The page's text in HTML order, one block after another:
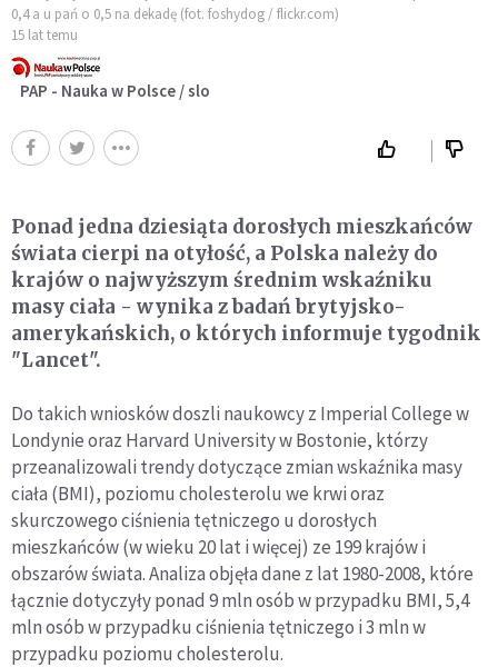
0,4 a u pań o 0,5 na dekadę (fot. foshydog / flickr.com)
15 lat temu
PAP - Nauka w Polsce / slo
Ponad jedna dziesiąta dorosłych mieszkańców
świata cierpi na otyłość, a Polska należy do
krajów o najwyższym średnim wskaźniku
masy ciała - wynika z badań brytyjsko-
amerykańskich, o których informuje tygodnik
"Lancet".
Do takich wniosków doszli naukowcy z Imperial College w
Londynie oraz Harvard University w Bostonie, którzy
przeanalizowali trendy dotyczące zmian wskaźnika masy
ciała (BMI), poziomu cholesterolu we krwi oraz
skurczowego ciśnienia tętniczego u dorosłych
mieszkańców (w wieku 20 lat i więcej) ze 199 krajów i
obszarów świata. Analiza objęła dane z lat 1980-2008, które
łącznie dotyczyły ponad 9 mln osób w przypadku BMI, 5,4
mln osób w przypadku ciśnienia tętniczego i 3 mln w
przypadku poziomu cholesterolu.